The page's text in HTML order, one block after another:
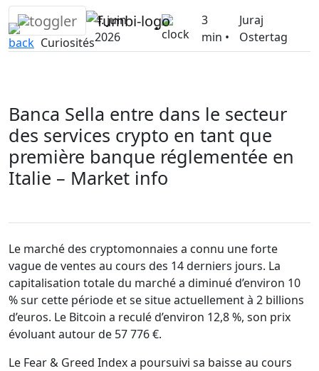
Skip
to
content Curiosités
4. juin
2026
•
3
min •
Juraj
Ostertag
Banca Sella entre dans le secteur
des services crypto en tant que
première banque réglementée en
Italie – Market info
Le marché des cryptomonnaies a connu une forte
vague de ventes au cours des 14 derniers jours. La
capitalisation totale du marché a diminué d’environ 10
% sur cette période et se situe actuellement à 2 billions
d’euros. Le Bitcoin a reculé d’environ 12,8 %, son prix
évoluant autour de 57 776 €.
Le Fear & Greed Index a poursuivi sa baisse au cours